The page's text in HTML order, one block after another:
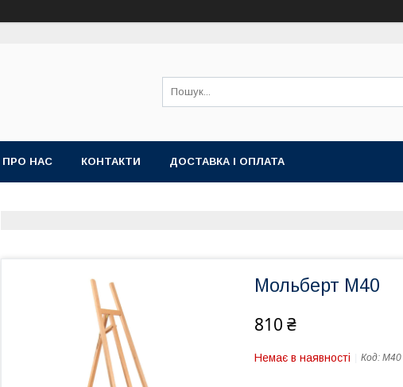
ПРО НАС КОНТАКТИ ДОСТАВКА І ОПЛАТА
Мольберт M40
810 ₴
Немає в наявності Код: M40